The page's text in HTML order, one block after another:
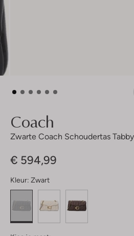
Coach
Zwarte Coach Schoudertas Tabby
€ 594,99
Kleur: Zwart